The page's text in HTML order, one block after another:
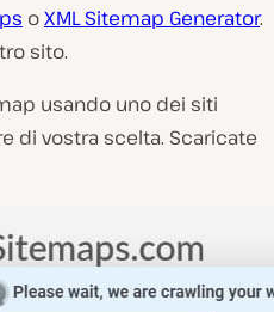
oXML Sitemap Generator.
sito.
usando uno dei siti
di vostra scelta. Scaricate